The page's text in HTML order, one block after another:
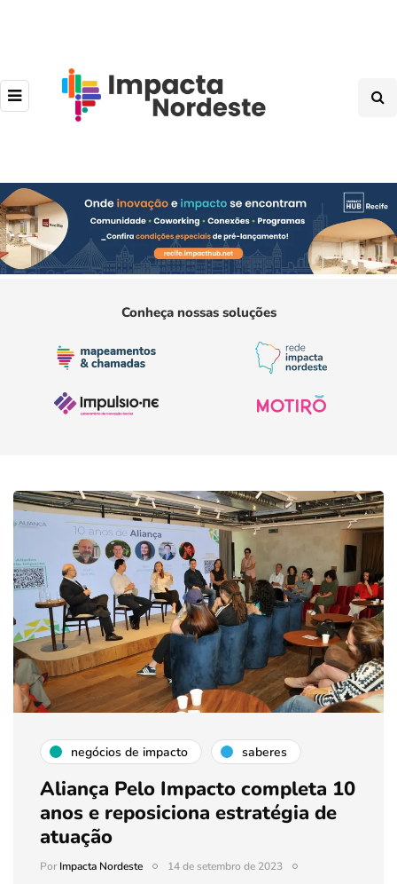
Conheça nossas soluções
negócios de impacto saberes
Aliança Pelo Impacto completa 10
anos e reposiciona estratégia de
atuação
PorImpacta Nordeste
14 de setembro de 2023